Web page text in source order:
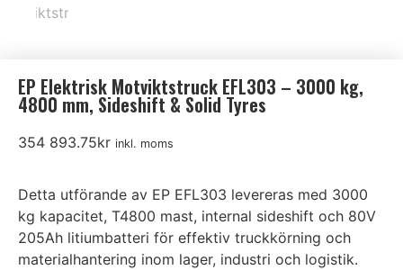
EP Elektrisk Motviktstruck EFL303 – 3000 kg,
4800 mm, Sideshift & Solid Tyres
354 893.75kr inkl. moms
Detta utförande av EP EFL303 levereras med 3000
kg kapacitet, T4800 mast, internal sideshift och 80V
205Ah litiumbatteri för effektiv truckkörning och
materialhantering inom lager, industri och logistik.